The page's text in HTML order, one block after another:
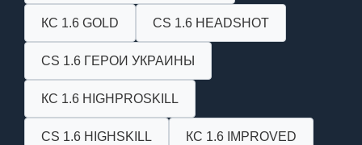
КС 1.6 GOLD CS 1.6 HEADSHOT
CS 1.6 ГЕРОИ УКРАИНЫ
КС 1.6 HIGHPROSKILL
CS 1.6 HIGHSKILL КС 1.6 IMPROVED